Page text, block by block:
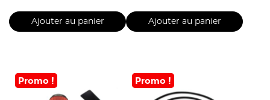
Ajouter au panier Ajouter au panier
Promo ! Promo !